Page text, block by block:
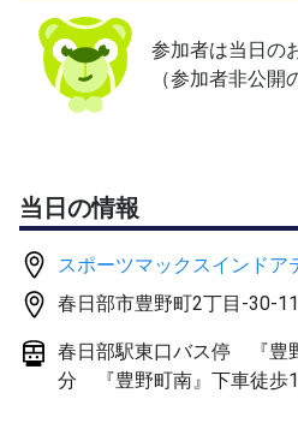
ンの常識を覆すプログラムです。
コートまるごと1面を使用（狭
女性コーチならではの優しい雰
「ラリーができると、楽しい
テニスがぐっと身近になります
い」方こそ、ぜひ体験してみて
このクラスが選ばれる3つの理由
Point 1｜初日からラリーに挑戦
ち帰れる テニスの基本はラリ
参加者は当日の
（参加者非公開
当日の情報
スポーツマックスインドア
春日部市豊野町2丁目-30-11
春日部駅東口バス停 『豊
分 『豊野町南』下車徒歩